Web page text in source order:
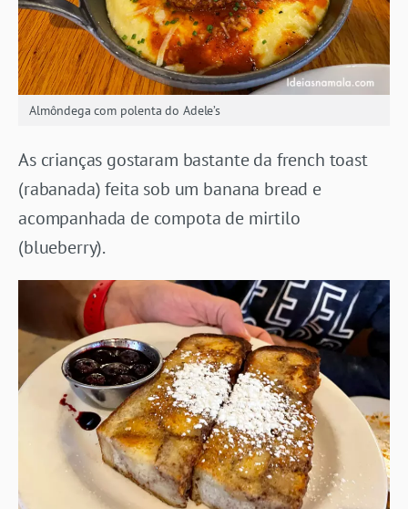
Almôndega com polenta do Adele’s
As crianças gostaram bastante da french toast
(rabanada) feita sob um banana bread e
acompanhada de compota de mirtilo
(blueberry).